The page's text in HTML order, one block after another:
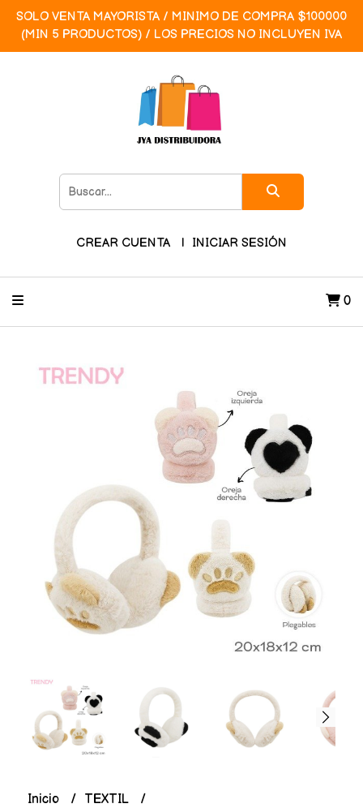
SOLO VENTA MAYORISTA / MINIMO DE COMPRA $100000
(MIN 5 PRODUCTOS) / LOS PRECIOS NO INCLUYEN IVA
CREAR CUENTA INICIAR SESIÓN
0
Inicio
TEXTIL